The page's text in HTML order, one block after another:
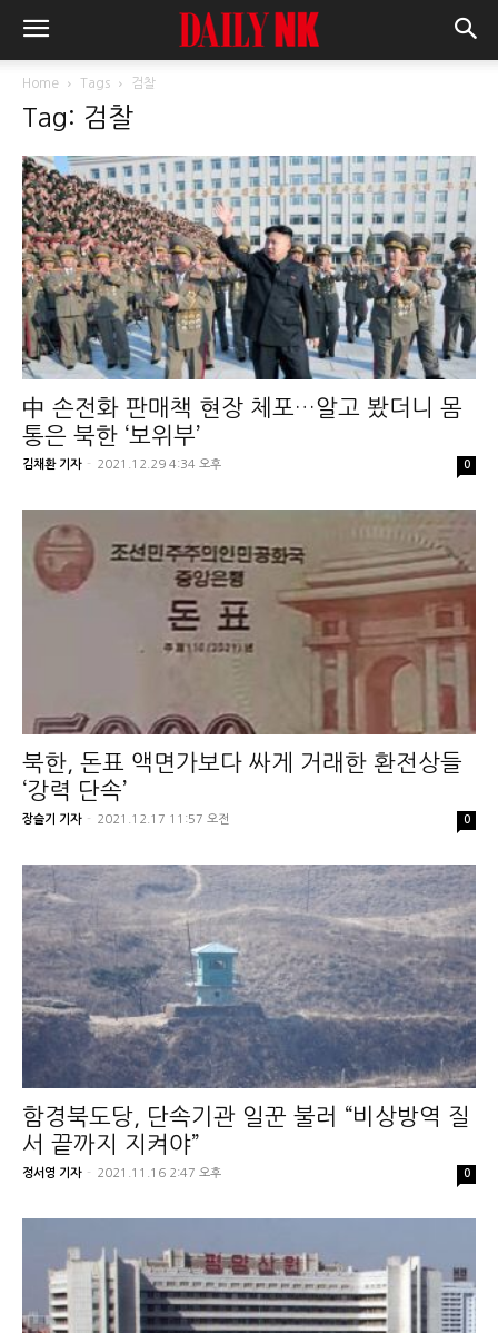
Home Tags 검찰
Tag: 검찰
中 손전화 판매책 현장 체포…알고 봤더니 몸
통은 북한 ‘보위부’
김채환 기자 - 2021.12.29 4:34 오후 0
북한, 돈표 액면가보다 싸게 거래한 환전상들
‘강력 단속’
장슬기 기자 - 2021.12.17 11:57 오전 0
함경북도당, 단속기관 일꾼 불러 “비상방역 질
서 끝까지 지켜야”
정서영 기자 - 2021.11.16 2:47 오후 0